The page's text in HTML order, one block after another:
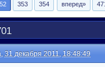
353 354 вперед»
31 декабря 2011, 18:48:49